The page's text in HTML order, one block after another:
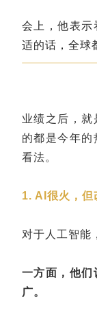
会上，他表示
适的话，全球
业绩之后，就
的都是今年的
看法。
1. AI很火，但
对于人工智能
一方面，他们
广。